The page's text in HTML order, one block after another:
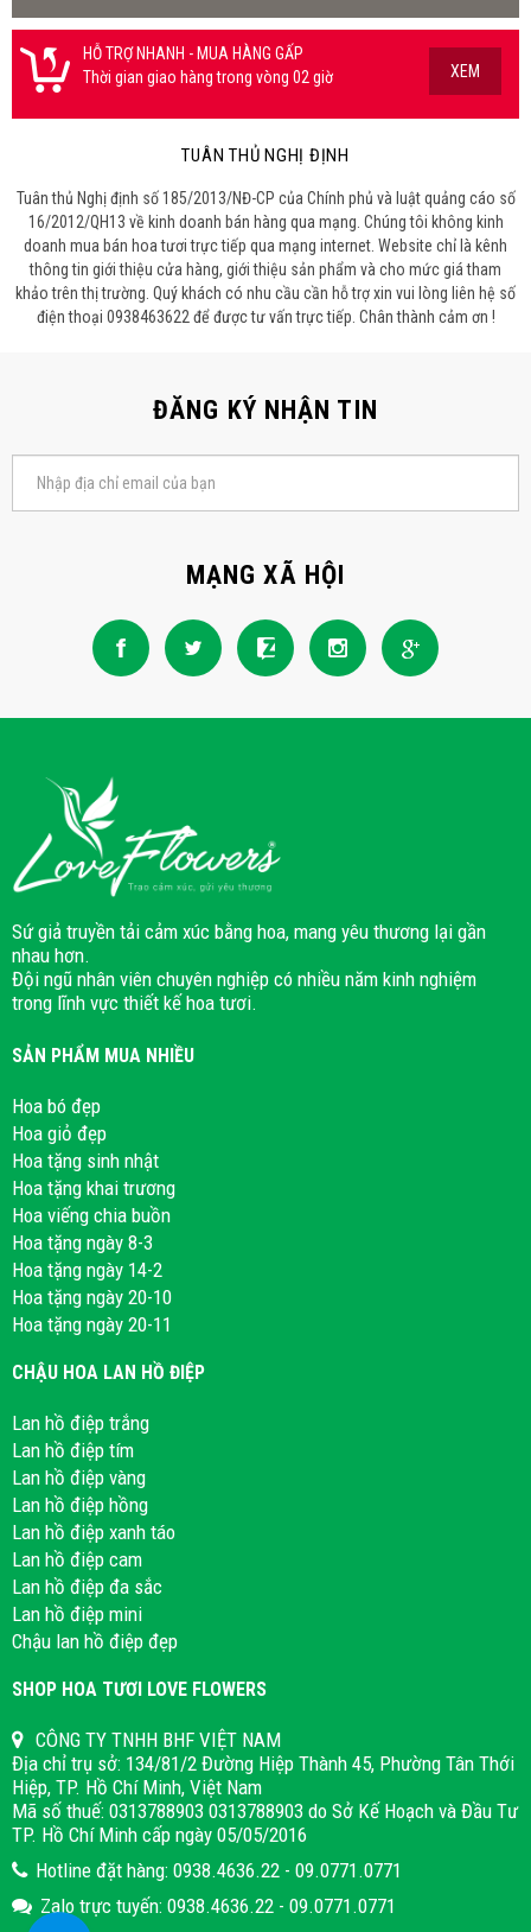
HỖ TRỢ NHANH - MUA HÀNG GẤP
Thời gian giao hàng trong vòng 02 giờ
XEM
TUÂN THỦ NGHỊ ĐỊNH
Tuân thủ Nghị định số 185/2013/NĐ-CP của Chính phủ và luật quảng cáo số
16/2012/QH13 về kinh doanh bán hàng qua mạng. Chúng tôi không kinh
doanh mua bán hoa tươi trực tiếp qua mạng internet. Website chỉ là kênh
thông tin giới thiệu cửa hàng, giới thiệu sản phẩm và cho mức giá tham
khảo trên thị trường. Quý khách có nhu cầu cần hỗ trợ xin vui lòng liên hệ số
điện thoại 0938463622 để được tư vấn trực tiếp. Chân thành cảm ơn !
ĐĂNG KÝ NHẬN TIN
MẠNG XÃ HỘI
Sứ giả truyền tải cảm xúc bằng hoa, mang yêu thương lại gần
nhau hơn.
Đội ngũ nhân viên chuyên nghiệp có nhiều năm kinh nghiệm
trong lĩnh vực thiết kế hoa tươi.
SẢN PHẨM MUA NHIỀU
Hoa bó đẹp
Hoa giỏ đẹp
Hoa tặng sinh nhật
Hoa tặng khai trương
Hoa viếng chia buồn
Hoa tặng ngày 8-3
Hoa tặng ngày 14-2
Hoa tặng ngày 20-10
Hoa tặng ngày 20-11
CHẬU HOA LAN HỒ ĐIỆP
Lan hồ điệp trắng
Lan hồ điệp tím
Lan hồ điệp vàng
Lan hồ điệp hồng
Lan hồ điệp xanh táo
Lan hồ điệp cam
Lan hồ điệp đa sắc
Lan hồ điệp mini
Chậu lan hồ điệp đẹp
SHOP HOA TƯƠI LOVE FLOWERS
CÔNG TY TNHH BHF VIỆT NAM
Địa chỉ trụ sở: 134/81/2 Đường Hiệp Thành 45, Phường Tân Thới
Hiệp, TP. Hồ Chí Minh, Việt Nam
Mã số thuế: 0313788903 0313788903 do Sở Kế Hoạch và Đầu Tư
TP. Hồ Chí Minh cấp ngày 05/05/2016
Hotline đặt hàng: 0938.4636.22 - 09.0771.0771
Zalo trực tuyến: 0938.4636.22 - 09.0771.0771